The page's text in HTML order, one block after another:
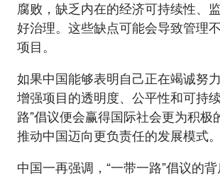
腐败，缺乏内在的经济可持续性、
好治理。这些缺点可能会导致管理
项目。
如果中国能够表明自己正在竭诚努
增强项目的透明度、公平性和可持
路”倡议便会赢得国际社会更为积极
推动中国迈向更负责任的发展模式。
中国一再强调，“一带一路”倡议的